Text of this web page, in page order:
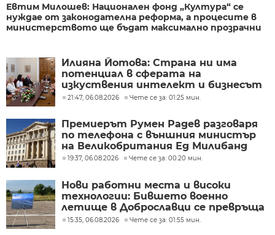
Евтим Милошев: Национален фонд „Култура“ се
нуждае от законодателна реформа, а процесите в
министерството ще бъдат максимално прозрачни
Илияна Йотова: Страна ни има
потенциал в сферата на
изкуствения интелект и бизнесът
забелязва тези перспективи
21:47, 06.08.2026 Чете се за: 01:25 мин.
Премиерът Румен Радев разговаря
по телефона с външния министър
на Великобритания Ед Милибанд
19:37, 06.08.2026 Чете се за: 00:20 мин.
Нови работни места и високи
технологии: Бившето военно
летище в Доброславци се превръща
в голям космически център
15:35, 06.08.2026 Чете се за: 01:55 мин.